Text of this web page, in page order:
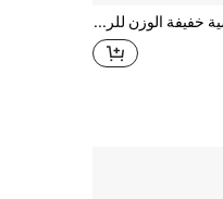
أحذية رياضية خفيفة الوزن للرجال والنساء ذات أصابع قدم واسعة، أحذية عمل عصرية مريحة وقابلة للتنفس